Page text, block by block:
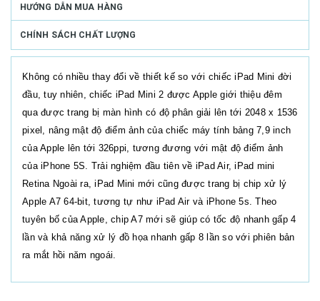
HƯỚNG DẪN MUA HÀNG
CHÍNH SÁCH CHẤT LƯỢNG
Không có nhiều thay đổi về thiết kế so với chiếc iPad Mini đời
đầu, tuy nhiên, chiếc iPad Mini 2 được Apple giới thiệu đêm
qua được trang bị màn hình có độ phân giải lên tới 2048 x 1536
pixel, nâng mật độ điểm ảnh của chiếc máy tính bảng 7,9 inch
của Apple lên tới 326ppi, tương đương với mật độ điểm ảnh
của iPhone 5S. Trải nghiệm đầu tiên về iPad Air, iPad mini
Retina Ngoài ra, iPad Mini mới cũng được trang bị chip xử lý
Apple A7 64-bit, tương tự như iPad Air và iPhone 5s. Theo
tuyên bố của Apple, chip A7 mới sẽ giúp có tốc độ nhanh gấp 4
lần và khả năng xử lý đồ họa nhanh gấp 8 lần so với phiên bản
ra mắt hồi năm ngoái.